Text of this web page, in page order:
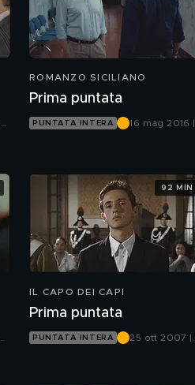
ROMANZO SICILIANO
Prima puntata
PUNTATA INTERA
16 mag 2016 |
IL CAPO DEI CAPI
Prima puntata
PUNTATA INTERA
25 ott 2007 |
92 MIN